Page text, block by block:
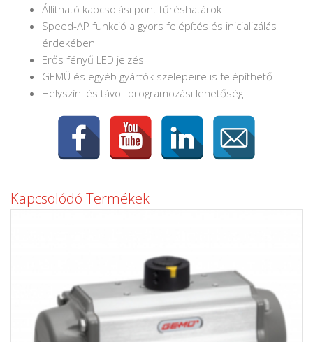
Állítható kapcsolási pont tűréshatárok
Speed-AP funkció a gyors felépítés és inicializálás
érdekében
Erős fényű LED jelzés
GEMÜ és egyéb gyártók szelepeire is felépíthető
Helyszíni és távoli programozási lehetőség
Kapcsolódó Termékek